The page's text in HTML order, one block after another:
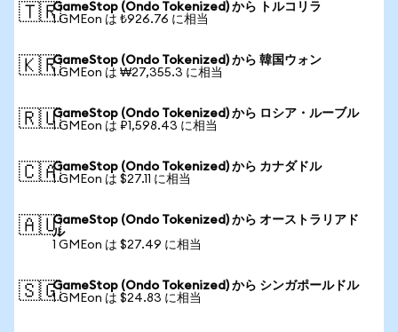
🇹🇷GameStop (Ondo Tokenized) から トルコリラ
1 GMEon は ₺926.76 に相当
🇰🇷GameStop (Ondo Tokenized) から 韓国ウォン
1 GMEon は ₩27,355.3 に相当
🇷🇺GameStop (Ondo Tokenized) から ロシア・ルーブル
1 GMEon は ₽1,598.43 に相当
🇨🇦GameStop (Ondo Tokenized) から カナダドル
1 GMEon は $27.11 に相当
🇦🇺GameStop (Ondo Tokenized) から オーストラリアド
ル
1 GMEon は $27.49 に相当
🇸🇬GameStop (Ondo Tokenized) から シンガポールドル
1 GMEon は $24.83 に相当